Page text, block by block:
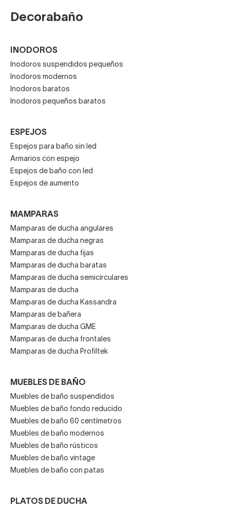
Decorabaño
INODOROS
Inodoros suspendidos pequeños
Inodoros modernos
Inodoros baratos
Inodoros pequeños baratos
ESPEJOS
Espejos para baño sin led
Armarios con espejo
Espejos de baño con led
Espejos de aumento
MAMPARAS
Mamparas de ducha angulares
Mamparas de ducha negras
Mamparas de ducha fijas
Mamparas de ducha baratas
Mamparas de ducha semicirculares
Mamparas de ducha
Mamparas de ducha Kassandra
Mamparas de bañera
Mamparas de ducha GME
Mamparas de ducha frontales
Mamparas de ducha Profiltek
MUEBLES DE BAÑO
Muebles de baño suspendidos
Muebles de baño fondo reducido
Muebles de baño 60 centímetros
Muebles de baño modernos
Muebles de baño rústicos
Muebles de baño vintage
Muebles de baño con patas
PLATOS DE DUCHA